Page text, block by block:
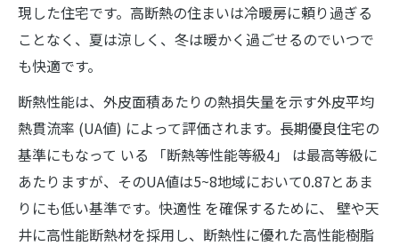
現した住宅です。高断熱の住まいは冷暖房に頼り過ぎる
ことなく、夏は涼しく、冬は暖かく過ごせるのでいつで
も快適です。
断熱性能は、外皮面積あたりの熱損失量を示す外皮平均
熱貫流率 (UA値) によって評価されます。長期優良住宅の
基準にもなって いる 「断熱等性能等級4」 は最高等級に
あたりますが、そのUA値は5~8地域において0.87とあま
りにも低い基準です。快適性 を確保するために、 壁や天
井に高性能断熱材を採用し、断熱性に優れた高性能樹脂